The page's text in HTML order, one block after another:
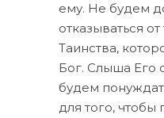
ему. Не будем
отказываться
Таинства,
Бог. Слыша Его
будем
для того, чтобы